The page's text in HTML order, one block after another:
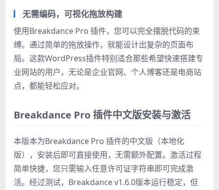
无需编码，可视化拖放构建
使用Breakdance Pro 插件，您可以完全摆脱代码的束
缚。通过简单的拖放操作，就能设计出复杂的页面布
局。这款WordPress插件特别适合那些希望快速搭建专
业网站的用户，无论是企业官网、个人博客还是电商站
点，都能轻松应对。
Breakdance Pro 插件中文版安装与激活
本版本为Breakdance Pro 插件的中文版（本地化
版），安装后即可直接使用，无需额外配置。激活过程
简单快捷，您只需输入任意许可证字符串即可完成激
活。经过测试，Breakdance v1.6.0版本运行稳定，但